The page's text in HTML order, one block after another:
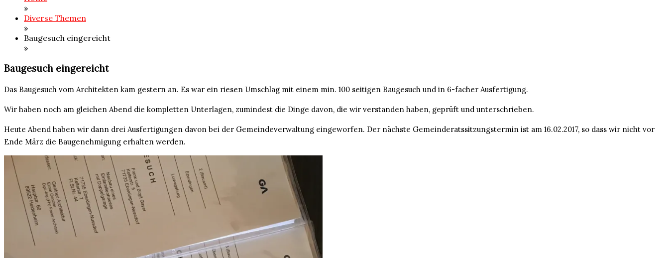
»
Diverse Themen
»
Baugesuch eingereicht
»
Baugesuch eingereicht
Das Baugesuch vom Architekten kam gestern an. Es war ein riesen Umschlag mit einem min. 100 seitigen Baugesuch und in 6-facher Ausfertigung.
Wir haben noch am gleichen Abend die kompletten Unterlagen, zumindest die Dinge davon, die wir verstanden haben, geprüft und unterschrieben.
Heute Abend haben wir dann drei Ausfertigungen davon bei der Gemeindeverwaltung eingeworfen. Der nächste Gemeinderatssitzungstermin ist am 16.02.2017, so dass wir nicht vor
Ende März die Baugenehmigung erhalten werden.